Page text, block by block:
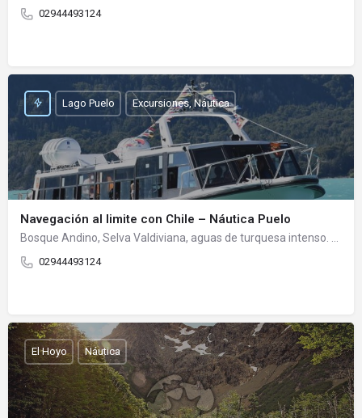
02944493124
Navegación al limite con Chile – Náutica Puelo
02944493124
Lago Puelo Excursiones, Náutica
El Hoyo Náutica